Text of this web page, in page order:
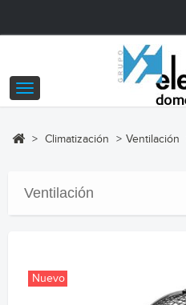
Navegación
Toggle
> Climatización > Ventilación
Ventilación
Nuevo